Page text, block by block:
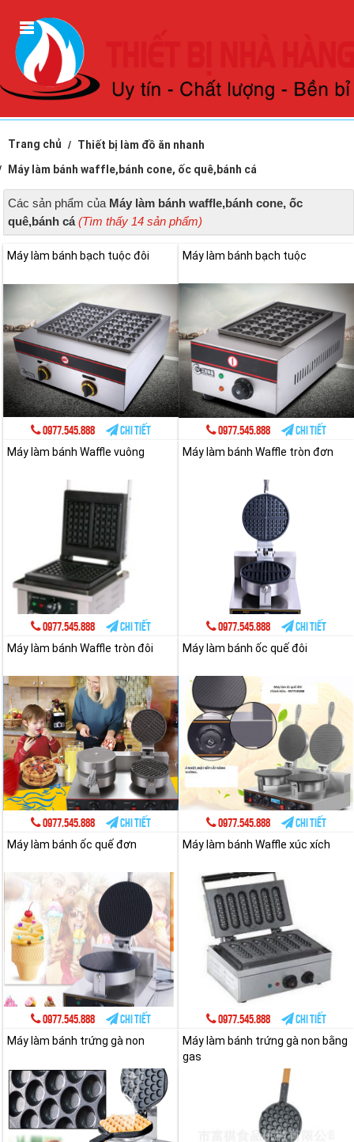
Trang chủ
Thiết bị làm đồ ăn nhanh
Máy làm bánh waffle,bánh cone, ốc quê,bánh cá
Các sản phẩm của Máy làm bánh waffle,bánh cone, ốc
quê,bánh cá (Tìm thấy 14 sản phẩm)
Máy làm bánh bạch tuộc đôi
0977.545.888 Chi tiết
Máy làm bánh bạch tuộc
0977.545.888
Chi tiết
Máy làm bánh Waffle vuông
0977.545.888 Chi tiết
Máy làm bánh Waffle tròn đơn
0977.545.888
Chi tiết
Máy làm bánh Waffle tròn đôi
0977.545.888 Chi tiết
Máy làm bánh ốc quế đôi
0977.545.888
Chi tiết
Máy làm bánh ốc quế đơn
0977.545.888 Chi tiết
Máy làm bánh Waffle xúc xích
0977.545.888
Chi tiết
Máy làm bánh trứng gà non
Máy làm bánh trứng gà non bằng
gas